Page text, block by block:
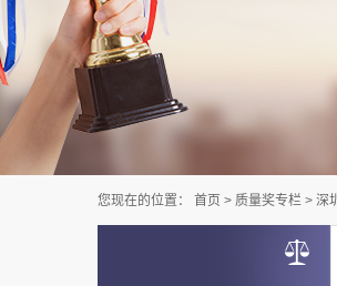
您现在的位置： 首页 > 质量奖专栏 > 深